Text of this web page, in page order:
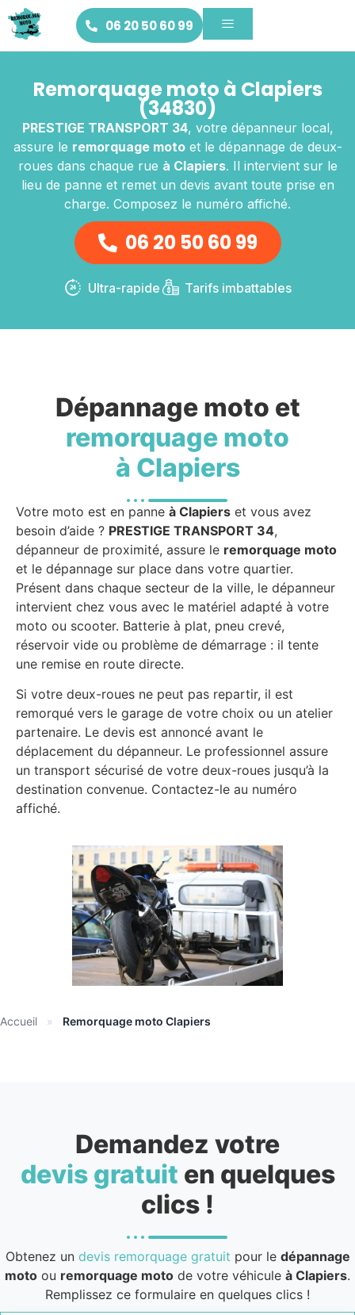
06 20 50 60 99
Remorquage moto à Clapiers
(34830)
PRESTIGE TRANSPORT 34, votre dépanneur local,
assure le remorquage motoet le dépannage de deux-
roues dans chaque rue à Clapiers. Il intervient sur le
lieu de panne et remet un devis avant toute prise en
charge. Composez le numéro affiché.
06 20 50 60 99
Ultra-rapide Tarifs imbattables
Dépannage moto et
remorquage moto
à Clapiers
Votre moto est en panne à Clapiers et vous avez
besoin d’aide ? PRESTIGE TRANSPORT 34,
dépanneur de proximité, assure le remorquage moto
et le dépannage sur place dans votre quartier.
Présent dans chaque secteur de la ville, le dépanneur
intervient chez vous avec le matériel adapté à votre
moto ou scooter. Batterie à plat, pneu crevé,
réservoir vide ou problème de démarrage : il tente
une remise en route directe.
Si votre deux-roues ne peut pas repartir, il est
remorqué vers le garage de votre choix ou un atelier
partenaire. Le devis est annoncé avant le
déplacement du dépanneur. Le professionnel assure
un transport sécurisé de votre deux-roues jusqu’à la
destination convenue. Contactez-le au numéro
affiché.
Accueil » Remorquage moto Clapiers
Demandez votre
devis gratuit en quelques
clics !
Obtenez un devis remorquage gratuit pour le dépannage
moto ou remorquage moto de votre véhicule à Clapiers.
Remplissez ce formulaire en quelques clics !